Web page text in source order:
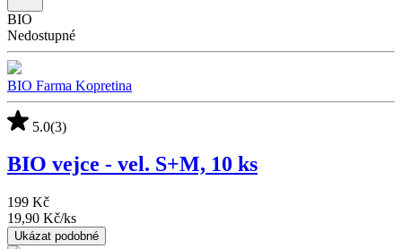
BIO
Nedostupné
BIO Farma Kopretina
5.0(3)
BIO vejce - vel. S+M, 10 ks
199 Kč
19,90 Kč/ks
Ukázat podobné